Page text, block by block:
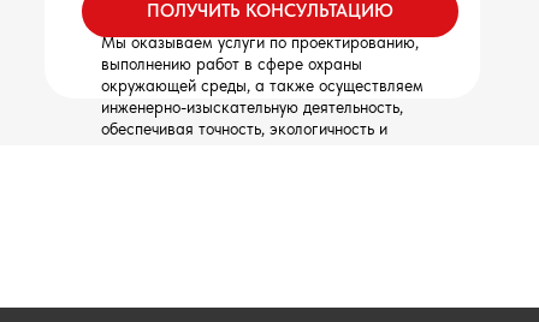
архитектуры и строительства.
Мы оказываем услуги по проектированию,
выполнению работ в сфере охраны
окружающей среды, а также осуществляем
инженерно-изыскательную деятельность,
обеспечивая точность, экологичность и
ПОЛУЧИТЬ КОНСУЛЬТАЦИЮ